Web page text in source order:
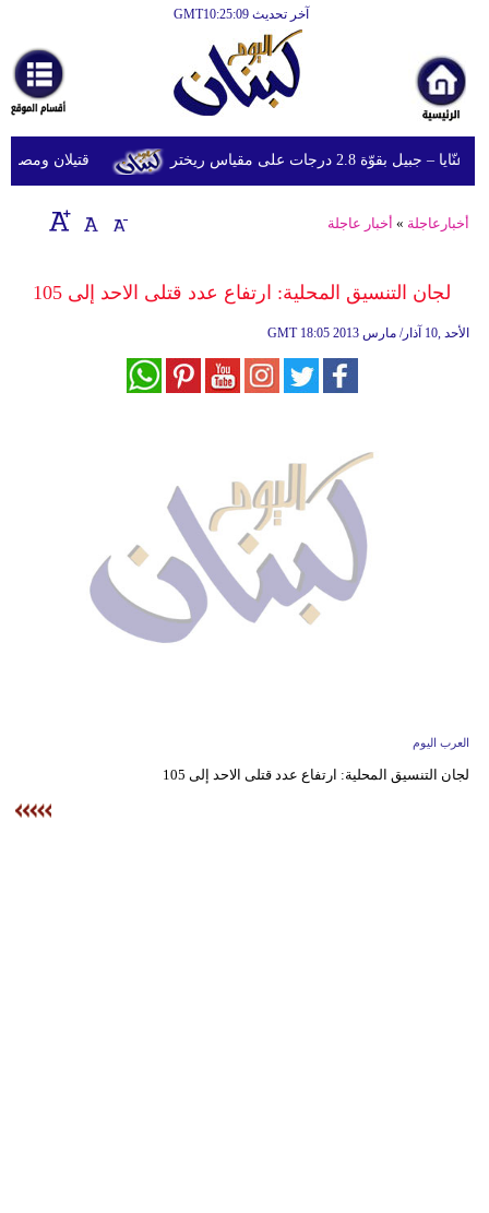
آخر تحديث GMT10:25:09
أخبارعاجلة
رياضة
ثقافة
إقتصاد
وموسيقى
إسلامية
قتيلان ومصابون جراء 14 غارة إسرائيلية على 2.8 درجات على مقياس ريختر
أخبارعاجلة » أخبار عاجلة
لجان التنسيق المحلية: ارتفاع عدد قتلى الاحد إلى 105
GMT 18:05 2013 الأحد ,10 آذار/ مارس
العرب اليوم
لجان التنسيق المحلية: ارتفاع عدد قتلى الاحد إلى 105